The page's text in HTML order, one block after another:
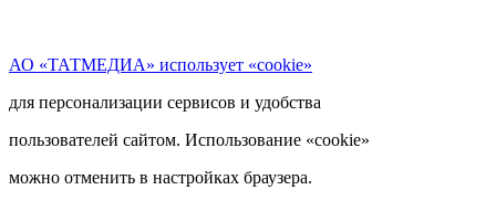
АО «ТАТМЕДИА» использует «cookie»
для персонализации сервисов и удобства
пользователей сайтом. Использование «cookie»
можно отменить в настройках браузера.